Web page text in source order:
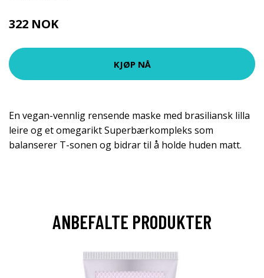
322 NOK
KJØP NÅ
En vegan-vennlig rensende maske med brasiliansk lilla
leire og et omegarikt Superbærkompleks som
balanserer T-sonen og bidrar til å holde huden matt.
ANBEFALTE PRODUKTER